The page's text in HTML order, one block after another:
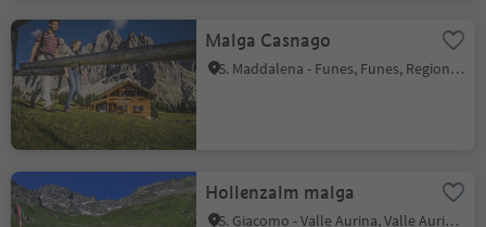
Malga Casnago
S. Maddalena - Funes, Funes, Regione dolomitica Luson Val di Funes
Hollenzalm malga
S. Giacomo - Valle Aurina, Valle Aurina, Valle Aurina